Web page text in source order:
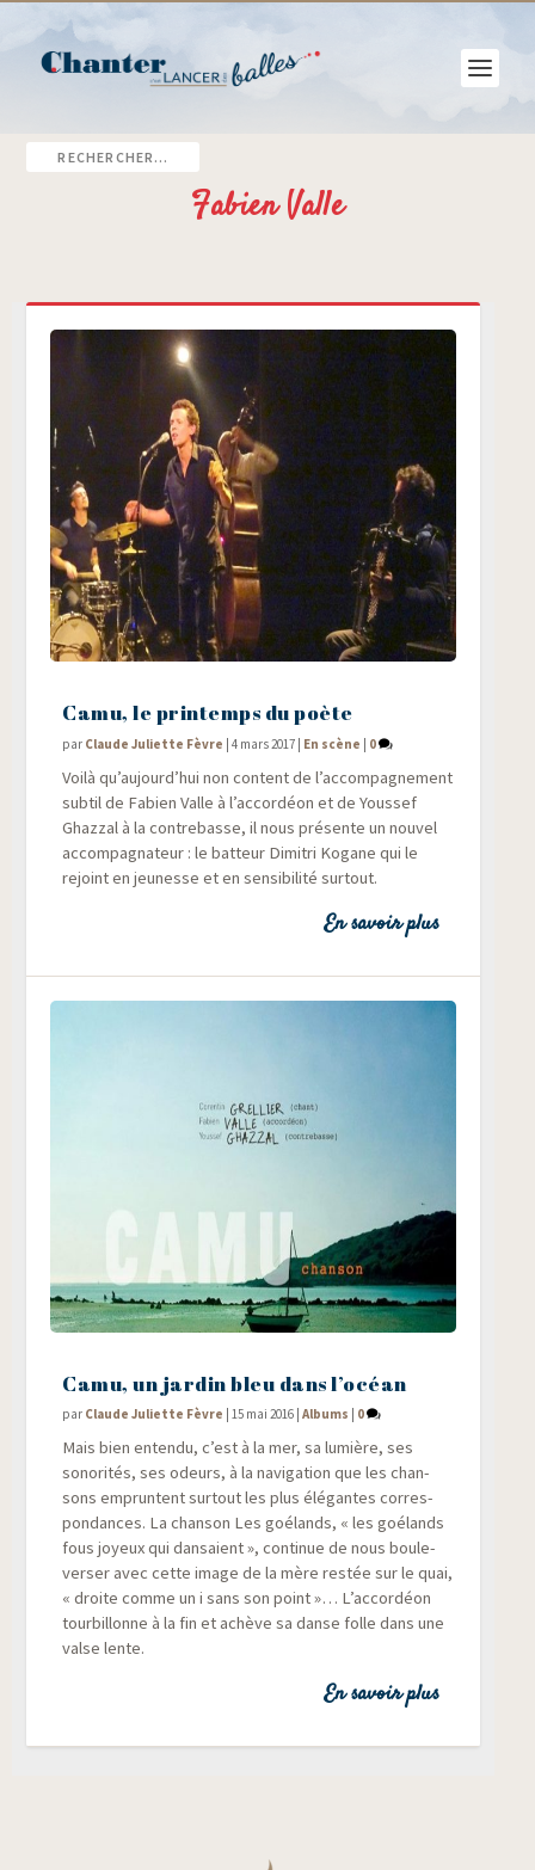
Fabien Valle
Camu, le printemps du poète
par Claude Juliette Fèvre |4 mars 2017 | En scène | 0
Voi­là qu’aujourd’hui non content de l’accompagnement
sub­til de Fabien Valle à l’accordéon et de Yous­sef
Ghaz­zal à la contre­basse, il nous pré­sente un nou­vel
accom­pa­gna­teur : le bat­teur Dimi­tri Kogane qui le
rejoint en jeu­nesse et en sen­si­bi­li­té surtout.
En savoir plus
Camu, un jardin bleu dans l’océan
par Claude Juliette Fèvre |15 mai 2016 |Albums 0
Mais bien enten­du, c’est à la mer, sa lumière, ses
sono­ri­tés, ses odeurs, à la navi­ga­tion que les chan­
sons empruntent sur­tout les plus élé­gantes cor­res­
pon­dances. La chan­son Les goé­lands, « les goé­lands
fous joyeux qui dan­saient », conti­nue de nous bou­le­
ver­ser avec cette image de la mère res­tée sur le quai,
« droite comme un i sans son point »… L’accordéon
tour­billonne à la fin et achève sa danse folle dans une
valse lente.
En savoir plus